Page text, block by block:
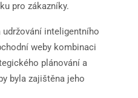
pro zákazníky.
udržování inteligentního
weby kombinaci
plánování a
byla zajištěna jeho